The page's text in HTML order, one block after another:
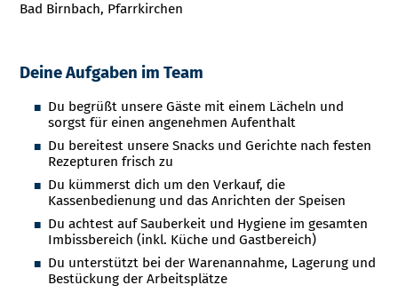
Bad Birnbach, Pfarrkirchen
Deine Aufgaben im Team
Du begrüßt unsere Gäste mit einem Lächeln und
sorgst für einen angenehmen Aufenthalt
Du bereitest unsere Snacks und Gerichte nach festen
Rezepturen frisch zu
Du kümmerst dich um den Verkauf, die
Kassenbedienung und das Anrichten der Speisen
Du achtest auf Sauberkeit und Hygiene im gesamten
Imbissbereich (inkl. Küche und Gastbereich)
Du unterstützt bei der Warenannahme, Lagerung und
Bestückung der Arbeitsplätze